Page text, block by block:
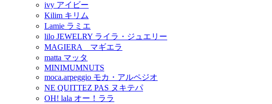
ivy アイビー
Kilim キリム
Lamie ラミエ
lilo JEWELRY ライラ・ジュエリー
MAGIERA マギエラ
matta マッタ
MINIMUMNUTS
moca.arpeggio モカ・アルペジオ
NE QUITTEZ PAS ヌキテパ
OH! lala オー！ララ